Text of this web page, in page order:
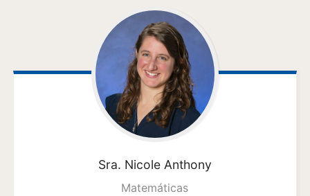
Sra. Nicole Anthony
Matemáticas